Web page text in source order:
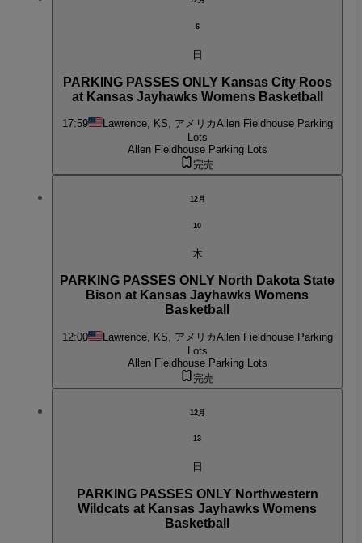
6
日
PARKING PASSES ONLY Kansas City Roos
at Kansas Jayhawks Womens Basketball
17:59 Lawrence, KS, アメリカAllen Fieldhouse Parking
Lots
Allen Fieldhouse Parking Lots
完売
12月
10
木
PARKING PASSES ONLY North Dakota State
Bison at Kansas Jayhawks Womens
Basketball
12:00 Lawrence, KS, アメリカAllen Fieldhouse Parking
Lots
Allen Fieldhouse Parking Lots
完売
12月
13
日
PARKING PASSES ONLY Northwestern
Wildcats at Kansas Jayhawks Womens
Basketball